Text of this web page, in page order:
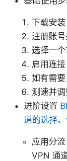
下载安
注册账
选择一
启用连
如有需
测速并
进阶设置
道的选择
应用分
VPN 通